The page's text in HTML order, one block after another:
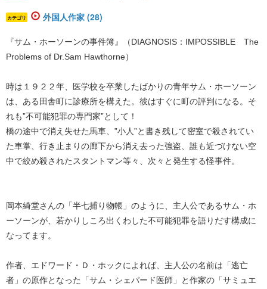
カテゴリ 外国人作家 (28)
『サム・ホーソーンの事件簿』（DIAGNOSIS：IMPOSSIBLE The
Problems of Dr.Sam Hawthorne）
時は１９２２年、医学校を卒業したばかりの青年サム・ホーソーン
は、ある田舎町に診療所を構えた。彼はすぐに町の評判になる。そ
れも”不可能犯罪の専門家”として！
橋の途中で消え失せた馬車、”小人”と書き残して密室で殺されてい
た車掌、行き止まりの廊下から消え去った強盗、誰も近づけない空
中で絞め殺されたスタントマン等々、次々と発生する怪事件。
岡本綺堂さんの「半七捕り物帳」のように、主人公であるサム・ホ
ーソーンが、若かりしころ出くわした不可能犯罪を語りだす構成に
なってます。
作者、エドワード・Ｄ・ホックによれば、主人公の名前は「逃亡
者」の原作となった「サム・シェパード医師」と作家の「サミュエ